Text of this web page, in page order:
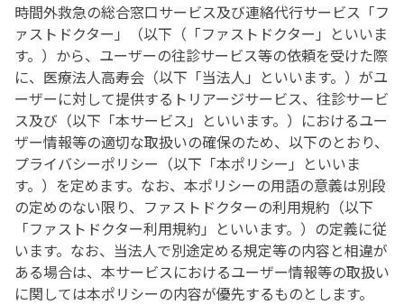
時間外救急の総合窓口サービス及び連絡代行サービス「フ
ァストドクター」（以下（「ファストドクター」といいま
す。）から、ユーザーの往診サービス等の依頼を受けた際
に、 医療法人高寿会 （以下「当法人」といいます。）がユ
ーザーに対して提供するトリアージサービス、往診サービ
ス及び（以下「本サービス」といいます。）におけるユー
ザー情報等の適切な取扱いの確保のため、以下のとおり、
プライバシーポリシー（以下「本ポリシー」といいま
す。）を定めます。なお、本ポリシーの用語の意義は別段
の定めのない限り、ファストドクターの利用規約（以下
「ファストドクター利用規約」といいます。）の定義に従
います。なお、当法人で別途定める規定等の内容と相違が
ある場合は、本サービスにおけるユーザー情報等の取扱い
に関しては本ポリシーの内容が優先するものとします。